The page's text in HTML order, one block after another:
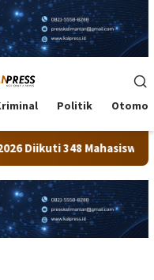
Politik
Dirangkaikan dengan